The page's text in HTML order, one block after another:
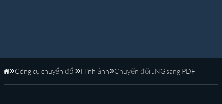
Trang Chủ
Công cụ chuyển đổi Hình ảnh Chuyển đổi JNG sang PDF